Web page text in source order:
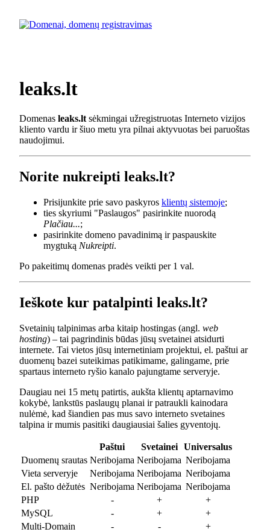
leaks.lt
Domenas leaks.lt sėkmingai užregistruotas Interneto vizijos
kliento vardu ir šiuo metu yra pilnai aktyvuotas bei paruoštas
naudojimui.
Norite nukreipti leaks.lt?
Prisijunkite prie savo paskyros klientų sistemoje;
ties skyriumi "Paslaugos" pasirinkite nuorodą
Plačiau...;
pasirinkite domeno pavadinimą ir paspauskite
mygtuką Nukreipti.
Po pakeitimų domenas pradės veikti per 1 val.
Ieškote kur patalpinti leaks.lt?
Svetainių talpinimas arba kitaip hostingas (angl. web
hosting) – tai pagrindinis būdas jūsų svetainei atsidurti
internete. Tai vietos jūsų internetiniam projektui, el. paštui ar
duomenų bazei suteikimas patikimame, galingame, prie
spartaus interneto ryšio kanalo pajungtame serveryje.
Daugiau nei 15 metų patirtis, aukšta klientų aptarnavimo
kokybė, lankstūs paslaugų planai ir patraukli kainodara
nulėmė, kad šiandien pas mus savo interneto svetaines
talpina ir mumis pasitiki daugiausiai šalies gyventojų.
Paštui Svetainei
Universalus
Duomenų srautas Neribojama Neribojama Neribojama
Vieta serveryje
Neribojama Neribojama Neribojama
El. pašto dėžutės Neribojama Neribojama Neribojama
PHP
- +
+
MySQL
- +
+
Multi-Domain
- -
+